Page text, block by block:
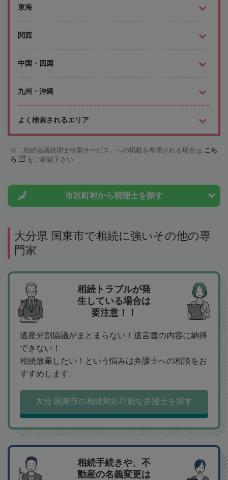
東海
関西
中国・四国
九州・沖縄
よく検索されるエリア
「相続会議税理士検索サービス」への掲載を希望される場合は こち
ら
をご確認下さい
市区町村から税理士を探す
大分県 国東市で相続に強いその他の専
門家
相続トラブルが発
生している場合は
要注意！！
遺産分割協議がまとまらない！遺言書の内容に納得
できない！
相続放棄したい！という悩みは弁護士への相談をお
すすめします。
大分 国東市の相続対応可能な弁護士を探す
相続手続きや、不
動産の名義変更は